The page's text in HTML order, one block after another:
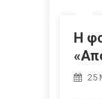
Η
25